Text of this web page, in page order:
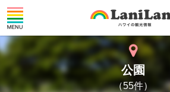
公園
（55件）